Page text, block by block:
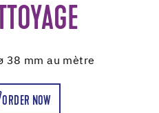
38 mm au mètre
ORDER NOW